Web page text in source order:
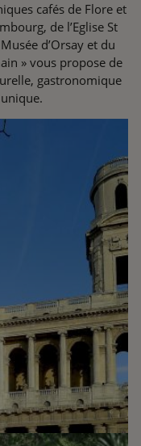
cafés de Flore et
de l’Eglise St
d’Orsay et du
» vous propose de
gastronomique